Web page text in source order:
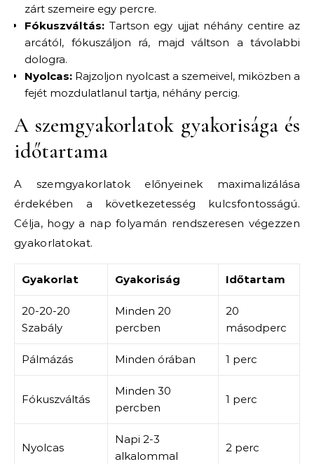
zárt szemeire egy percre.
Fókuszváltás: Tartson egy ujjat néhány centire az
arcától, fókuszáljon rá, majd váltson a távolabbi
dologra.
Nyolcas: Rajzoljon nyolcast a szemeivel, miközben a
fejét mozdulatlanul tartja, néhány percig.
A szemgyakorlatok gyakorisága és
időtartama
A szemgyakorlatok előnyeinek maximalizálása
érdekében a következetesség kulcsfontosságú.
Célja, hogy a nap folyamán rendszeresen végezzen
gyakorlatokat.
Gyakorlat Gyakoriság Időtartam
20-20-20
Szabály
Minden 20
percben
20
másodperc
Pálmázás Minden órában 1 perc
Fókuszváltás
Minden 30
percben
1 perc
Nyolcas
Napi 2-3
alkalommal
2 perc